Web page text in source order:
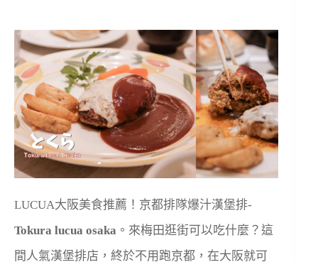
LUCUA大阪美食推薦！京都排隊爆汁漢堡排-
Tokura lucua osaka 。來梅田逛街可以吃什麼？這
間人氣漢堡排店，終於不用跑京都，在大阪就可